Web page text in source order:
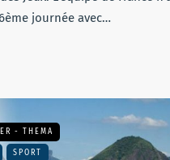
journée avec…
- THEMA
SPORT